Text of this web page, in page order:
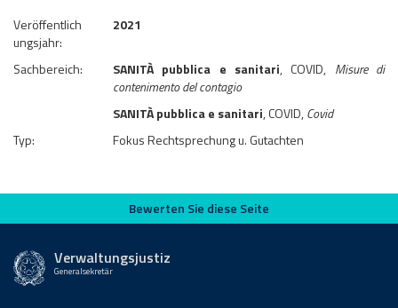
Veröffentlich
ungsjahr:
2021
Sachbereich: SANITÀ pubblica e sanitari, COVID, Misure di
contenimento del contagio
SANITÀ pubblica e sanitari, COVID,Covid
Typ:
Fokus Rechtsprechung u. Gutachten
Bewerten Sie diese Seite
Bewerten Sie diese Seite
Verwaltungsjustiz
Generalsekretär